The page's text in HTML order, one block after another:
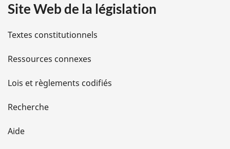
i
l
s
d
e
l
Site Web de la législation
Textes constitutionnels
Ressources connexes
Lois et règlements codifiés
Recherche
Aide